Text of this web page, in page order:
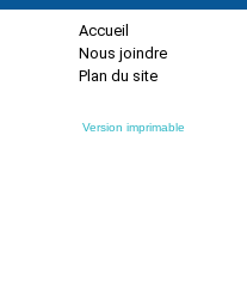
Accueil
Nous joindre
Plan du site
Version imprimable